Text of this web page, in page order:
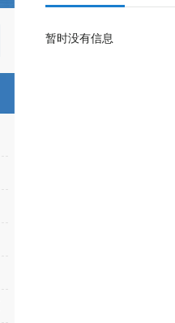
暂时没有信息